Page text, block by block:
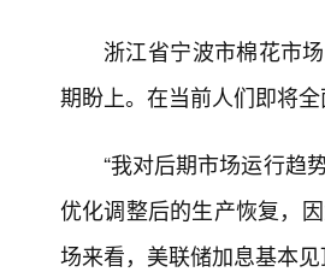
浙江省宁波市棉花市
期盼上。在当前人们即将
“我对后期市场运行趋
优化调整后的生产恢复，
场来看，美联储加息基本